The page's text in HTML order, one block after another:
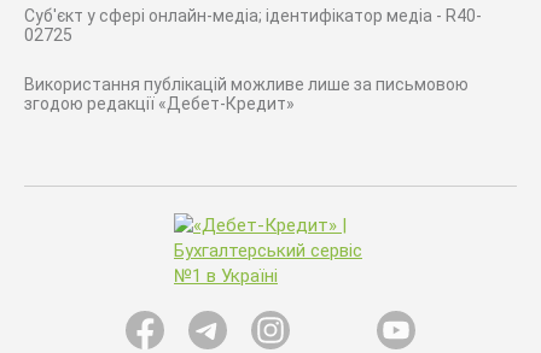
Суб'єкт у сфері онлайн-медіа; ідентифікатор медіа - R40-
02725
Використання публікацій можливе лише за письмовою
згодою редакції «Дебет-Кредит»